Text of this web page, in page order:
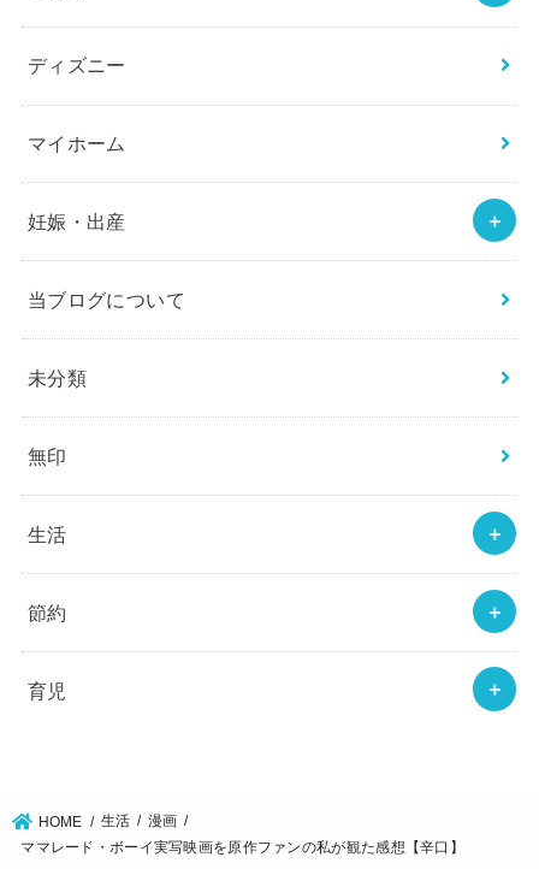
ディズニー
マイホーム
妊娠・出産
当ブログについて
未分類
無印
生活
節約
育児
HOME 生活
漫画
ママレード・ボーイ実写映画を原作ファンの私が観た感想【辛口】